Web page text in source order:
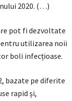
2020. (…)
pot fi dezvoltate
utilizarea noii
boli infecțioase.
bazate pe diferite
rapid și,